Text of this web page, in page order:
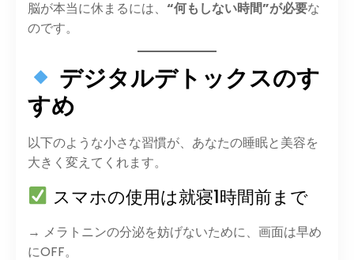
脳が本当に休まるには、 “何もしない時間”が必要な
のです。
デジタルデトックスのす
すめ
以下のような小さな習慣が、あなたの睡眠と美容を
大きく変えてくれます。
スマホの使用は就寝1時間前まで
→ メラトニンの分泌を妨げないために、画面は早め
にOFF。